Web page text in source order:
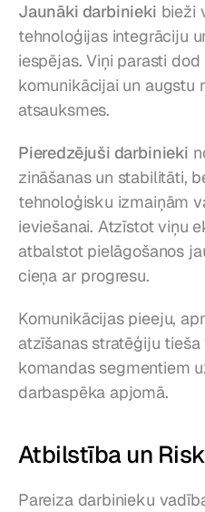
Jaunāki darbinieki bieži
tehnoloģijas integrāciju
iespējas. Viņi parasti
komunikācijai un augstu
atsauksmes.
Pieredzējuši darbinieki
zināšanas un stabilitāti,
tehnoloģisku izmaiņām
ieviešanai. Atzīstot viņu
atbalstot pielāgošanos
cieņa ar progresu.
Komunikācijas pieeju,
atzīšanas stratēģiju
komandas segmentiem
darbaspēka apjomā.
Atbilstība un
Pareiza darbinieku